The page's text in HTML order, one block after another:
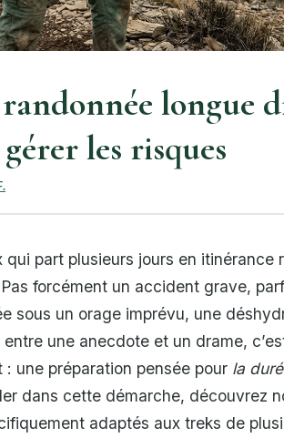
longue
les risques
qui part plusieurs jours en itinérance
forcément un accident grave,
sous un orage imprévu, une
une anecdote et un drame,
une préparation pensée pour la
dans cette démarche, découvrez
adaptés aux treks de